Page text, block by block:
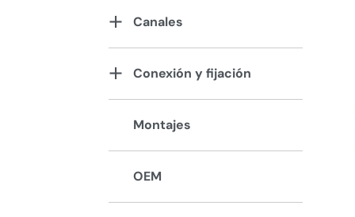
Canales
Conexión y fijación
Montajes
OEM